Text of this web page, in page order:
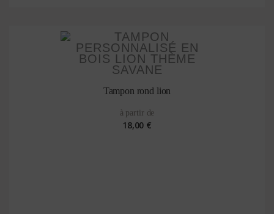
Tampon rond lion
à partir de
18,00 €